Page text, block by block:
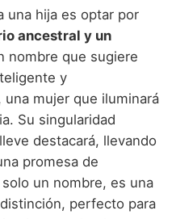
una hija es optar por
ancestral y un
nombre que sugiere
y
mujer que iluminará
Su singularidad
destacará, llevando
promesa de
un nombre, es una
perfecto para